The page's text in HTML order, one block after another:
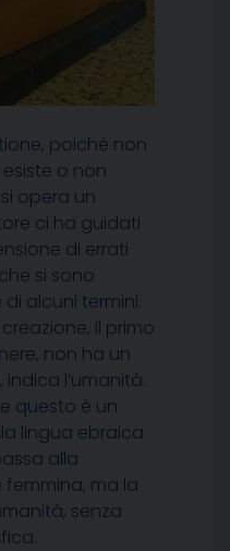
poiché non
o non
opera un
ci ha guidati
di errati
si sono
alcuni termini.
il primo
non ha un
l’umanità.
questo è un
lingua ebraica
alla
ma la
senza